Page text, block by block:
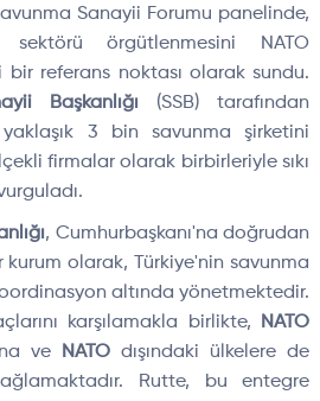
Sanayii Forumu panelinde,
sektörü örgütlenmesini NATO
referans noktası olarak sundu.
Başkanlığı (SSB) tarafından
yaklaşık 3 bin savunma şirketini
firmalar olarak birbirleriyle sıkı
, Cumhurbaşkanı'na doğrudan
kurum olarak, Türkiye'nin savunma
altında yönetmektedir.
karşılamakla birlikte,
NATO
ve
NATO dışındaki ülkelere de
Rutte, bu entegre